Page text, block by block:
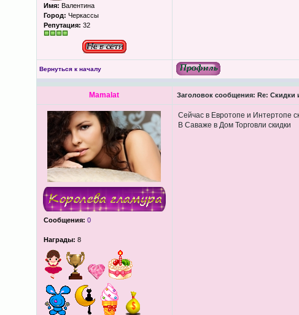
Имя: Валентина
Город: Черкассы
Репутация: 32
Вернуться к началу
Mamalat Заголовок сообщения: Re: Скидки
Сообщения: 0
Награды: 8
Сейчас в Евротопе и Интертопе
В Саваже в Дом Торговли скидки